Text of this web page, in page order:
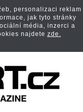
personalizaci reklam
jak tyto stránky
média, inzerci a
najdete zde.